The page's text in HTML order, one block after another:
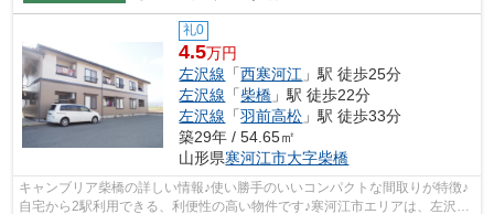
礼0
4.5万円
左沢線 「西寒河江 」駅 徒歩25分
左沢線 「柴橋 」駅 徒歩22分
左沢線 「羽前高松 」駅 徒歩33分
築29年 / 54.65㎡
山形県寒河江市大字柴橋
キャンブリア柴橋の詳しい情報♪使い勝手のいいコンパクトな間取りが特徴♪
自宅から2駅利用できる、利便性の高い物件です♪寒河江市エリアは、左沢線